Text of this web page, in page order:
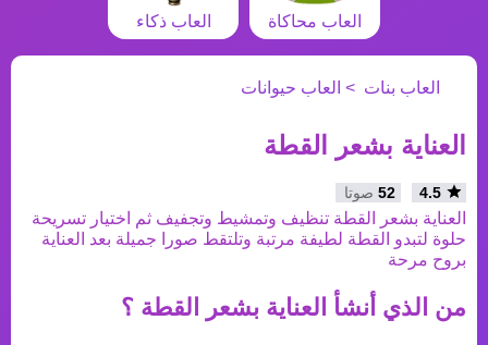
العاب محاكاة العاب ذكاء
العاب بنات العاب حيوانات
العناية بشعر القطة
52 صوتا
العناية بشعر القطة تنظيف وتمشيط وتجفيف ثم اختيار تسريحة
حلوة لتبدو القطة لطيفة مرتبة وتلتقط صورا جميلة بعد العناية
بروح مرحة
من الذي أنشأ العناية بشعر القطة ؟